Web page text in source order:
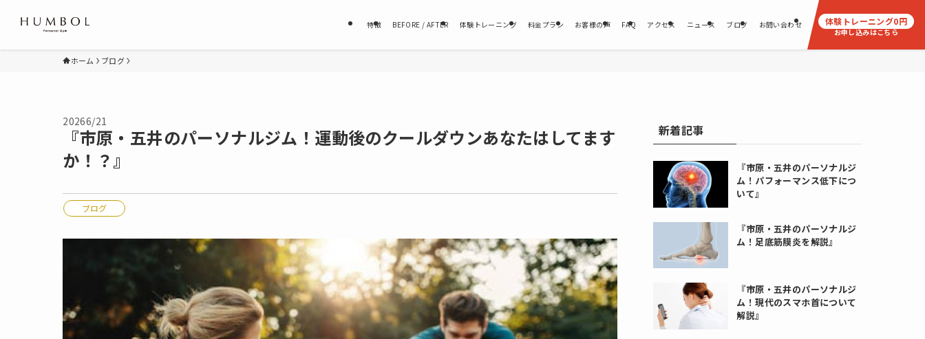
特徴 BEFORE / AFTER 体験トレーニング 料金プラン お客様の声 FAQ アクセス ニュース ブログ お問い合わせ 体験トレーニング0円
お申し込みはこちら
ホーム ブログ
『市原・五井のパーソナルジム！運動後のクールダウンあなたはしてます
か！？』
20266/21
ブログ
新着記事
『市原・五井のパーソナルジ
ム！パフォーマンス低下につ
いて』
『市原・五井のパーソナルジ
ム！足底筋膜炎を解説』
『市原・五井のパーソナルジ
ム！現代のスマホ首について
解説』